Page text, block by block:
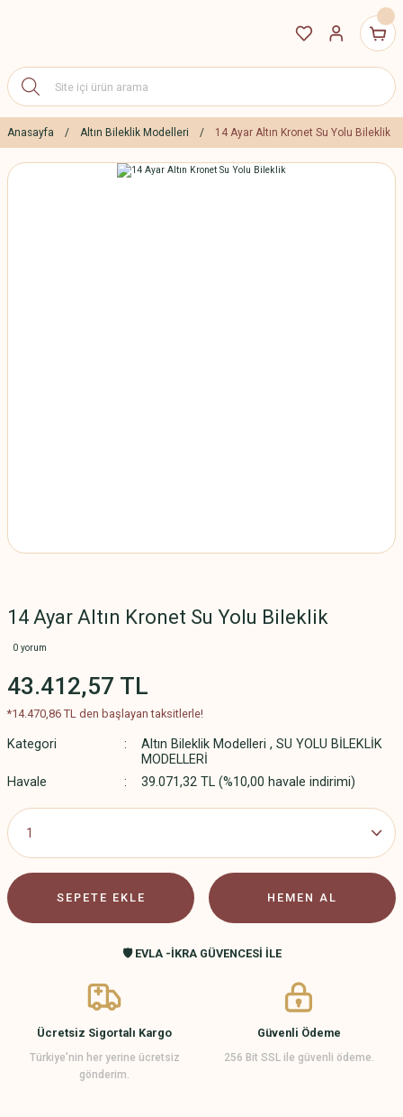
Anasayfa Altın Bileklik Modelleri 14 Ayar Altın Kronet Su Yolu Bileklik
14 Ayar Altın Kronet Su Yolu Bileklik
0 yorum
43.412,57 TL
*14.470,86 TL den başlayan taksitlerle!
Kategori Altın Bileklik Modelleri , SU YOLU BİLEKLİK
MODELLERİ
Havale
39.071,32 TL (%10,00 havale indirimi)
SEPETE EKLE HEMEN AL
🛡️ EVLA -İKRA GÜVENCESİ İLE
Ücretsiz Sigortalı Kargo
Türkiye’nin her yerine ücretsiz
gönderim.
Güvenli Ödeme
256 Bit SSL ile güvenli ödeme.